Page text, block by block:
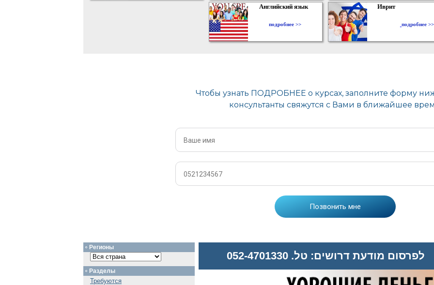
Английский язык
подробнее >>
Иврит
подробнее >>
לפרסום מודעת דרושים: טל. 052-4701330
Регионы
Разделы
Требуются